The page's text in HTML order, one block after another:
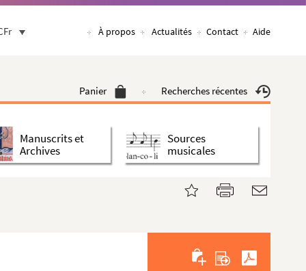
À propos Actualités Contact Aide
Panier Recherches récentes
Manuscrits et
Archives
Sources
musicales